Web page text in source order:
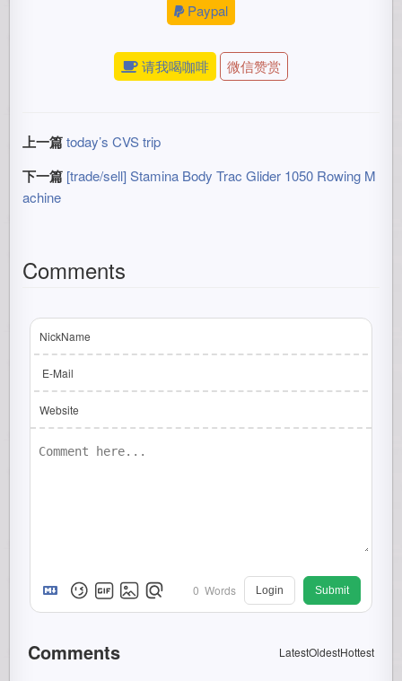
Paypal
请我喝咖啡 微信赞赏
上一篇 today’s CVS trip
下一篇 [trade/sell] Stamina Body Trac Glider 1050 Rowing M
achine
Comments
NickName
E-Mail
Website
0 Words Login Submit
Comments LatestOldestHottest